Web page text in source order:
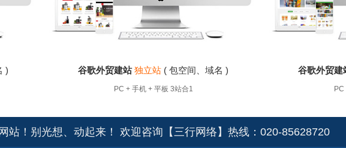
) 谷歌外贸建站 独立站 ( 包空间、域名 )
PC + 手机 + 平板 3站合1
谷歌外贸建
站！别光想、动起来！ 欢迎咨询【三行网络】热线：020-85628720